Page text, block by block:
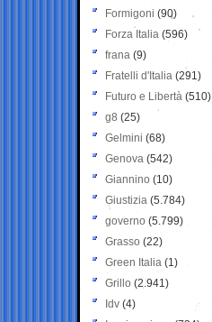
Formigoni (90)
Forza Italia (596)
frana (9)
Fratelli d'Italia (291)
Futuro e Libertà (510)
g8 (25)
Gelmini (68)
Genova (542)
Giannino (10)
Giustizia (5.784)
governo (5.799)
Grasso (22)
Green Italia (1)
Grillo (2.941)
Idv (4)